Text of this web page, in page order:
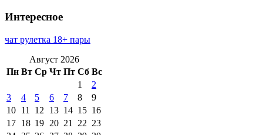
Интересное
чат рулетка 18+ пары
Август 2026
Пн Вт Ср Чт Пт Сб Вс
1
2
3
4 5 6 7 8
9
10 11 12 13 14 15 16
17 18 19 20 21 22 23